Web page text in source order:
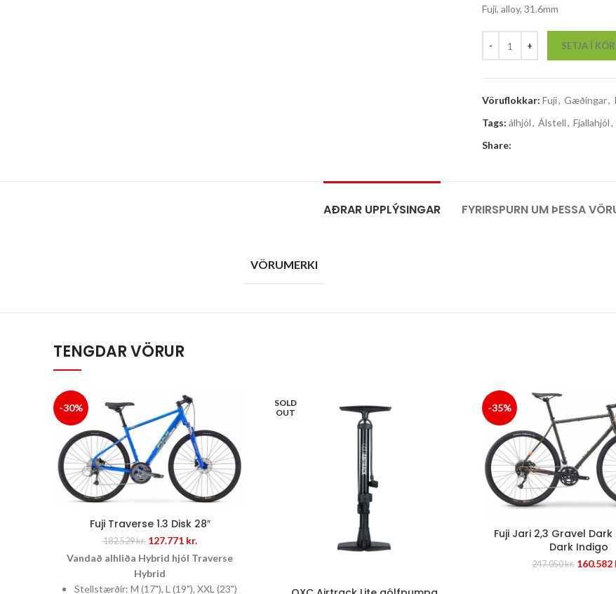
Fuji, alloy, 31.6mm
SETJA Í
Vöruflokkar: Fuji, Gæðingar,
Tags: álhjól, Álstell, Fjallahjól,
Share:
AÐRAR UPPLÝSINGAR FYRIRSPURN UM ÞESSA
VÖRUMERKI
TENGDAR VÖRUR
-30%
Fuji Traverse 1.3 Disk 28″
182.529kr. Original
price
was:
182.529 kr..
127.771 kr.
price
is:
Vandað alhliða Hybrid hjól Traverse
Hybrid
Stellstærðir: M (17"), L (19"), XXL (23")
SOLD
OUT
-35%
Fuji Jari 2,3 Gravel
Dark Indigo
247.050kr. Original
160.582